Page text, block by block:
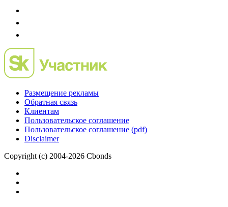
Размещение рекламы
Обратная связь
Клиентам
Пользовательское соглашение
Пользовательское соглашение (pdf)
Disclaimer
Copyright (c) 2004-2026 Cbonds